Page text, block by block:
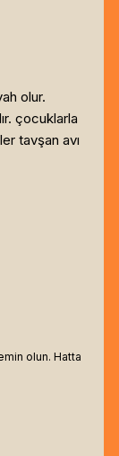
olur.
çocuklarla
tavşan avı
olun. Hatta